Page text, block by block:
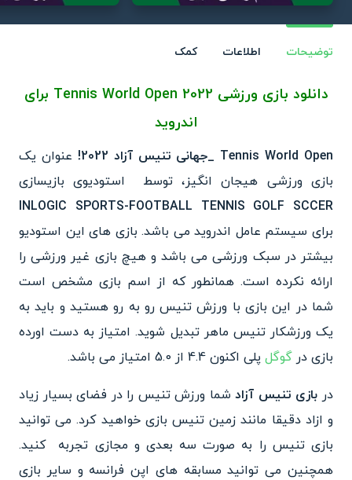
توضیحات اطلاعات کمک
دانلود بازی ورزشی Tennis World Open 2022 برای
اندروید
Tennis World Open _جهانی تنیس آزاد 2022!
عنوان یک
بازی ورزشی هیجان انگیز، توسط استودیوی بازیسازی
INLOGIC SPORTS-FOOTBALL TENNIS GOLF SCCER
برای سیستم عامل اندروید می باشد. بازی های این استودیو
بیشتر در سبک ورزشی می باشد و هیچ بازی غیر ورزشی را
ارائه نکرده است. همانطور که از اسم بازی مشخص است
شما در این بازی با ورزش تنیس رو به رو هستید و باید به
یک ورزشکار تنیس ماهر تبدیل شوید. امتیاز به دست اورده
بازی در گوگل پلی اکنون 4.4 از 5.0 امتیاز می باشد.
در بازی تنیس آزادشما ورزش تنیس را در فضای بسیار زیاد
و ازاد دقیقا مانند زمین تنیس بازی خواهید کرد. می توانید
بازی تنیس را به صورت سه بعدی و مجازی تجربه کنید.
همچنین می توانید مسابقه های اپن فرانسه و سایر بازی